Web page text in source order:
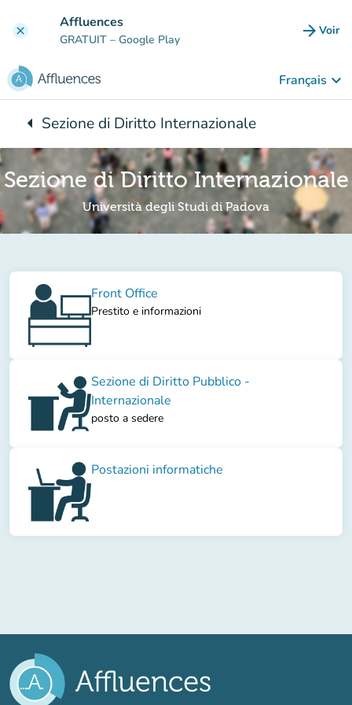
clear Affluences
GRATUIT – Google Play arrow_forward Voir
Français keyboard_arrow_down
arrow_leftRetour à :
Sezione di Diritto Internazionale
Sezione di Diritto Internazionale
Università degli Studi di Padova
Front Office
Prestito e informazioni
Sezione di Diritto Pubblico -
Internazionale
posto a sedere
Postazioni informatiche